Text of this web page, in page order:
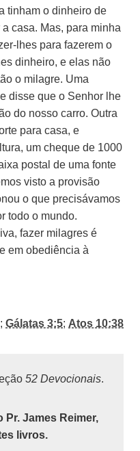
tinham o dinheiro de
casa. Mas, para minha
lhes para fazerem o
dinheiro, e elas não
o milagre. Uma
disse que o Senhor lhe
do nosso carro. Outra
para casa, e
um cheque de 1000
postal de uma fonte
visto a provisão
o que precisávamos
todo o mundo.
fazer milagres é
em obediência à
; Gálatas 3:5; Atos 10:38
52 Devocionais.
James Reimer,
livros.